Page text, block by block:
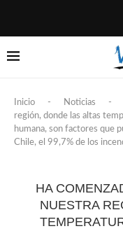
Inicio - Noticias -
región, donde las altas
humana, son factores que
Chile, el 99,7% de los
HA
NUESTRA